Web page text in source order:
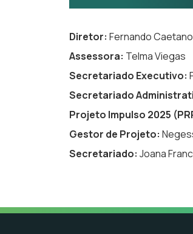
Diretor: Fernando Caetano
Assessora: Telma Viegas
Secretariado Executivo:
Secretariado
Projeto Impulso 2025
Gestor de Projeto:
Secretariado: Joana